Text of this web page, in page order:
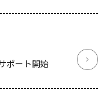
ポート開始